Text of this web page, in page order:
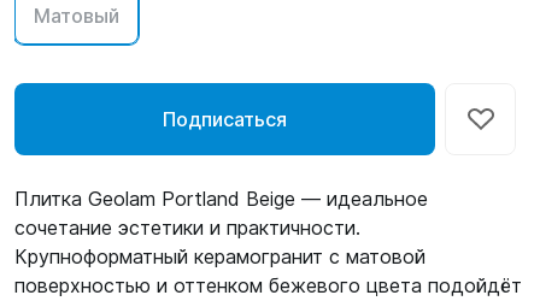
Матовый
Подписаться
Плитка Geolam Portland Beige — идеальное
сочетание эстетики и практичности.
Крупноформатный керамогранит с матовой
поверхностью и оттенком бежевого цвета подойдёт